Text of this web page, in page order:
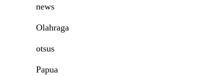
news
Olahraga
otsus
Papua